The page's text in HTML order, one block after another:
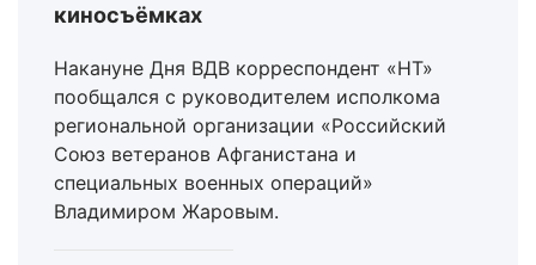
киносъёмках
Накануне Дня ВДВ корреспондент «НТ»
пообщался с руководителем исполкома
региональной организации «Российский
Союз ветеранов Афганистана и
специальных военных операций»
Владимиром Жаровым.